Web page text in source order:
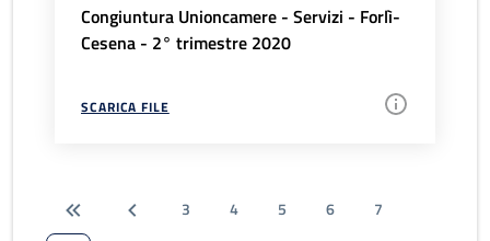
Congiuntura Unioncamere - Servizi - Forlì-
Cesena - 2° trimestre 2020
SCARICA FILE
3 4 5 6
7